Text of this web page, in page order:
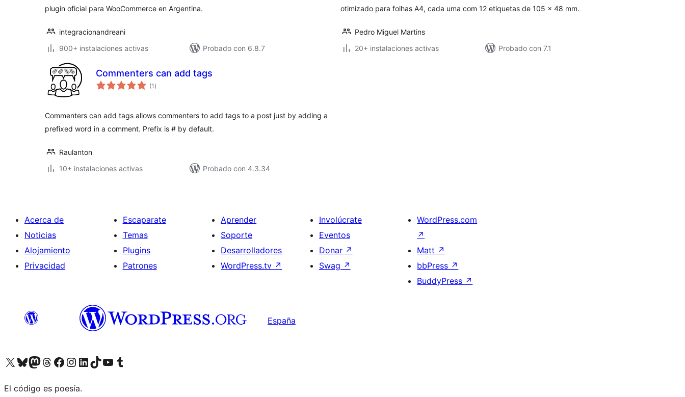
plugin oficial para WooCommerce en Argentina.
integracionandreani
900+ instalaciones activas
Probado con 6.8.7
otimizado para folhas A4, cada uma com 12 etiquetas de 105 x 48 mm.
Pedro Miguel Martins
20+ instalaciones activas
Probado con 7.1
Commenters can add tags
(1 valoraciones
en
)
Commenters can add tags allows commenters to add tags to a post just by adding a
prefixed word in a comment. Prefix is # by default.
Raulanton
10+ instalaciones activas
Probado con 4.3.34
Acerca de
Noticias
Alojamiento
Privacidad
Escaparate
Temas
Plugins
Patrones
Aprender
Soporte
Desarrolladores
WordPress.tv ↗
Involúcrate
Eventos
Donar ↗
Swag ↗
WordPress.com
↗
Matt ↗
bbPress ↗
BuddyPress ↗
España
Visita nuestra cuenta de X (anteriormente Twitter)
Visita nuestra cuenta de Bluesky
Visita nuestra cuenta de Mastodon
Visita nuestra cuenta de Threads
Visita nuestra página de Facebook
Visita nuestra cuenta de Instagram
Visita nuestra cuenta de LinkedIn
Visita nuestra cuenta de TikTok
Visita nuestro canal de YouTube
Visita nuestra cuenta de Tumblr
El código es poesía.